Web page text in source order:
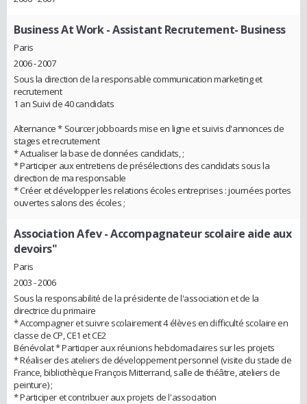
Business At Work- Assistant Recrutement- Business
Paris
2006 - 2007
Sous la direction de la responsable communication marketing et
recrutement
1 an Suivi de 40 candidats
Alternance * Sourcer jobboards mise en ligne et suivis d'annonces de
stages et recrutement
* Actualiser la base de données candidats, ;
* Participer aux entretiens de présélections des candidats sous la
direction de ma responsable
* Créer et développer les relations écoles entreprises : journées portes
ouvertes salons des écoles ;
Association Afev- Accompagnateur scolaire aide aux
devoirs"
Paris
2003 - 2006
Sous la responsabilité de la présidente de l'association et de la
directrice du primaire
* Accompagner et suivre scolairement 4 élèves en difficulté scolaire en
classe de CP, CE1 et CE2
Bénévolat * Participer aux réunions hebdomadaires sur les projets
* Réaliser des ateliers de développement personnel (visite du stade de
France, bibliothèque François Mitterrand, salle de théâtre, ateliers de
peinture) ;
* Participer et contribuer aux projets de l'association